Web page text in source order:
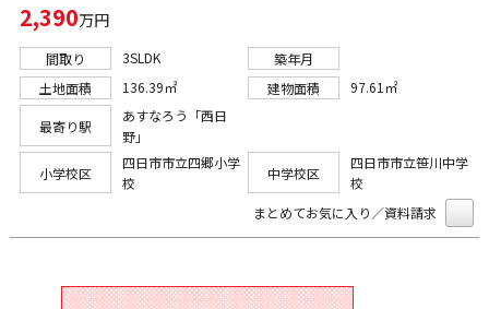
2,390万円
間取り 3SLDK
築年月
土地面積
136.39㎡ 建物面積 97.61㎡
最寄り駅
あすなろう「西日
野」
小学校区
四日市市立四郷小学
校
中学校区
四日市市立笹川中学
校
まとめてお気に入り／資料請求